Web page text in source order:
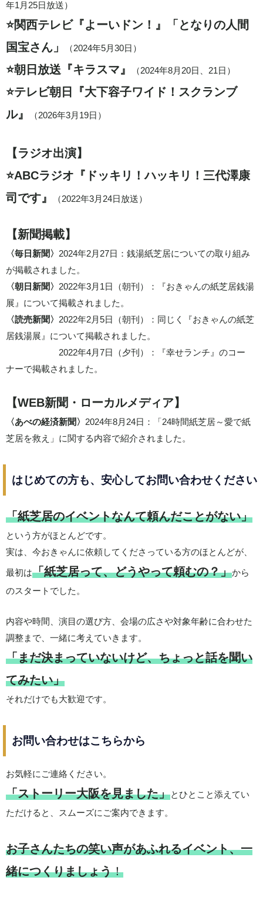
年1月25日放送）
⭐️​関西テレビ『よーいドン！』「となりの人間
国宝さん」
（2024年5月30日）
⭐️朝日放送『キラスマ』 （2024年8月20日、21日）
⭐️テレビ朝日『大下容子ワイド！スクランブ
ル』
（2026年3月19日）
【ラジオ出演】
⭐️ABCラジオ『ドッキリ！ハッキリ！三代澤康
司です』
（2022年3月24日放送）
​【新聞掲載】
〈​毎日新聞〉 2024年2月27日：銭湯紙芝居についての取り組み
が掲載されました。
〈​朝日新聞〉 2022年3月1日（朝刊）：『おきゃんの紙芝居銭湯
展』について掲載されました。
〈​読売新聞〉 2022年2月5日（朝刊）：同じく『おきゃんの紙芝
居銭湯展』について掲載されました。
2022年4月7日（夕刊）：『幸せランチ』のコー
ナーで掲載されました。
【WEB新聞・ローカルメディア】
〈​あべの経済新聞〉 2024年8月24日：「24時間紙芝居～愛で紙
芝居を救え」に関する内容で紹介されました。
はじめての方も、安心してお問い合わせください
「紙芝居のイベントなんて頼んだことがない」
という方がほとんどです。
実は、今おきゃんに依頼してくださっている方のほとんどが、
最初は「紙芝居って、どうやって頼むの？」から
のスタートでした。
内容や時間、演目の選び方、会場の広さや対象年齢に合わせた
調整まで、一緒に考えていきます。
「まだ決まっていないけど、ちょっと話を聞い
てみたい」
それだけでも大歓迎です。
お問い合わせはこちらから
お気軽にご連絡ください。
「ストーリー大阪を見ました」とひとこと添えてい
ただけると、スムーズにご案内できます。
お子さんたちの笑い声があふれるイベント、一
緒につくりましょう！